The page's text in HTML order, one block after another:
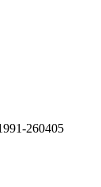
260405